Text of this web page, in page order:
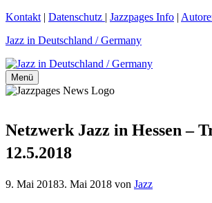
Zum
springen
Kontakt | Datenschutz | Jazzpages Info |
Jazz in Deutschland / Germany
Menü
Netzwerk Jazz in Hessen –
12.5.2018
9. Mai 20183. Mai 2018 von Jazz